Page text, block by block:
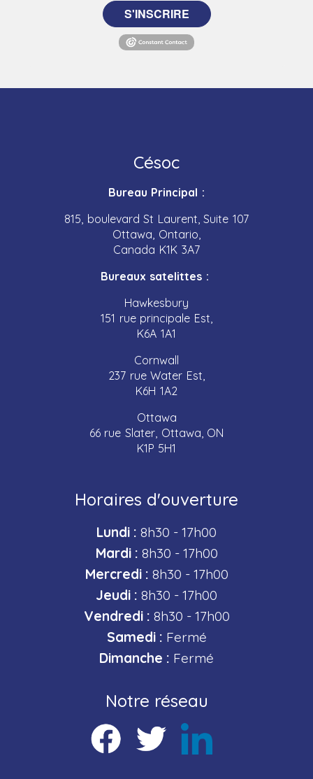
S'INSCRIRE
Césoc
Bureau Principal :
815, boulevard St Laurent, Suite 107
Ottawa, Ontario,
Canada K1K 3A7
Bureaux satelittes :
Hawkesbury
151 rue principale Est,
K6A 1A1
Cornwall
237 rue Water Est,
K6H 1A2
Ottawa
66 rue Slater, Ottawa, ON
K1P 5H1
Horaires d'ouverture
Lundi : 8h30 - 17h00
Mardi : 8h30 - 17h00
Mercredi : 8h30 - 17h00
Jeudi : 8h30 - 17h00
Vendredi : 8h30 - 17h00
Samedi : Fermé
Dimanche : Fermé
Notre réseau